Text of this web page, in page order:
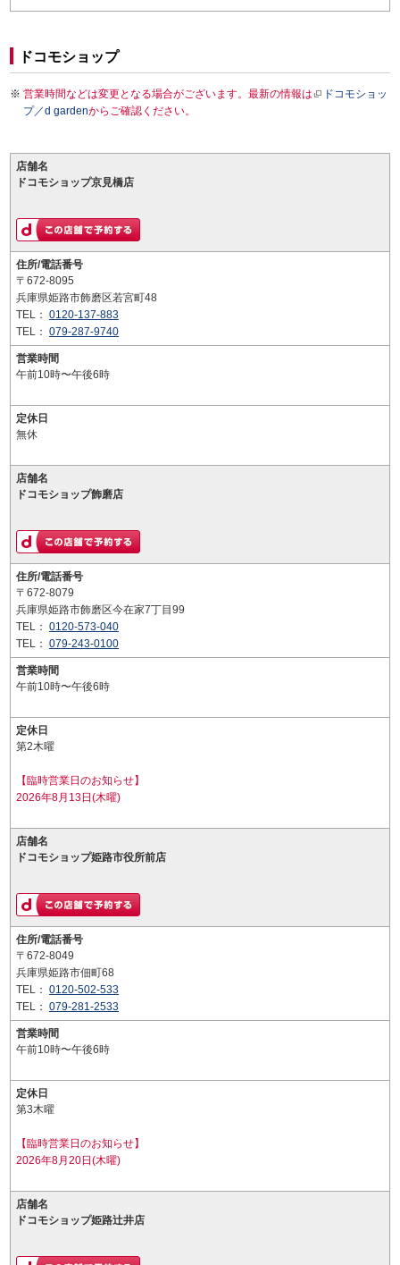
ドコモショップ
営業時間などは変更となる場合がございます。最新の情報は
ドコモショッ
プ／d gardenからご確認ください。
店舗名
ドコモショップ京見橋店
住所/電話番号
〒672-8095
兵庫県姫路市飾磨区若宮町48
TEL： 0120-137-883
TEL： 079-287-9740
営業時間
午前10時〜午後6時
定休日
無休
店舗名
ドコモショップ飾磨店
住所/電話番号
〒672-8079
兵庫県姫路市飾磨区今在家7丁目99
TEL： 0120-573-040
TEL： 079-243-0100
営業時間
午前10時〜午後6時
定休日
第2木曜
【臨時営業日のお知らせ】
2026年8月13日(木曜)
店舗名
ドコモショップ姫路市役所前店
住所/電話番号
〒672-8049
兵庫県姫路市佃町68
TEL： 0120-502-533
TEL： 079-281-2533
営業時間
午前10時〜午後6時
定休日
第3木曜
【臨時営業日のお知らせ】
2026年8月20日(木曜)
店舗名
ドコモショップ姫路辻井店